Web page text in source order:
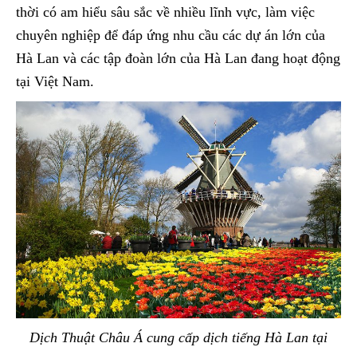
thời có am hiểu sâu sắc về nhiều lĩnh vực, làm việc
chuyên nghiệp để đáp ứng nhu cầu các dự án lớn của
Hà Lan và các tập đoàn lớn của Hà Lan đang hoạt động
tại Việt Nam.
Dịch Thuật Châu Á cung cấp dịch tiếng Hà Lan tại